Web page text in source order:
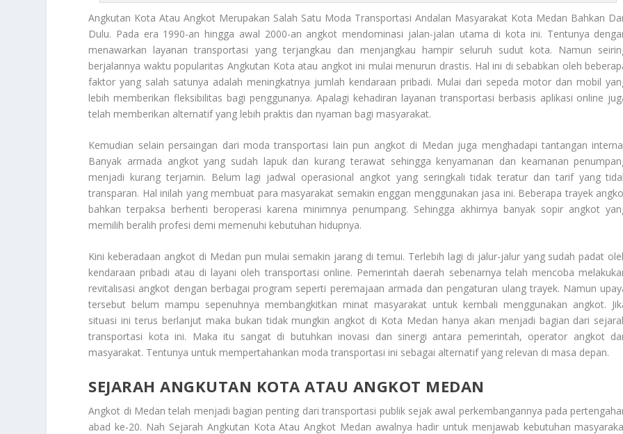
Angkutan Kota Atau Angkot Merupakan Salah Satu Moda Transportasi Andalan Masyarakat Kota Medan Bahkan
Dulu. Pada era 1990-an hingga awal 2000-an angkot mendominasi jalan-jalan utama di kota ini. Tentunya
menawarkan layanan transportasi yang terjangkau dan menjangkau hampir seluruh sudut kota. Namun
berjalannya waktu popularitas Angkutan Kota atau angkot ini mulai menurun drastis. Hal ini di sebabkan oleh
faktor yang salah satunya adalah meningkatnya jumlah kendaraan pribadi. Mulai dari sepeda motor dan mobil
lebih memberikan fleksibilitas bagi penggunanya. Apalagi kehadiran layanan transportasi berbasis aplikasi online
telah memberikan alternatif yang lebih praktis dan nyaman bagi masyarakat.
Kemudian selain persaingan dari moda transportasi lain pun angkot di Medan juga menghadapi tantangan
Banyak armada angkot yang sudah lapuk dan kurang terawat sehingga kenyamanan dan keamanan
menjadi kurang terjamin. Belum lagi jadwal operasional angkot yang seringkali tidak teratur dan tarif yang
transparan. Hal inilah yang membuat para masyarakat semakin enggan menggunakan jasa ini. Beberapa trayek
bahkan terpaksa berhenti beroperasi karena minimnya penumpang. Sehingga akhirnya banyak sopir angkot
memilih beralih profesi demi memenuhi kebutuhan hidupnya.
Kini keberadaan angkot di Medan pun mulai semakin jarang di temui. Terlebih lagi di jalur-jalur yang sudah padat
kendaraan pribadi atau di layani oleh transportasi online. Pemerintah daerah sebenarnya telah mencoba
revitalisasi angkot dengan berbagai program seperti peremajaan armada dan pengaturan ulang trayek. Namun
tersebut belum mampu sepenuhnya membangkitkan minat masyarakat untuk kembali menggunakan angkot.
situasi ini terus berlanjut maka bukan tidak mungkin angkot di Kota Medan hanya akan menjadi bagian dari
transportasi kota ini. Maka itu sangat di butuhkan inovasi dan sinergi antara pemerintah, operator angkot
masyarakat. Tentunya untuk mempertahankan moda transportasi ini sebagai alternatif yang relevan di masa depan.
SEJARAH ANGKUTAN KOTA ATAU ANGKOT MEDAN
Angkot di Medan telah menjadi bagian penting dari transportasi publik sejak awal perkembangannya pada
abad ke-20. Nah Sejarah Angkutan Kota Atau Angkot Medan awalnya hadir untuk menjawab kebutuhan